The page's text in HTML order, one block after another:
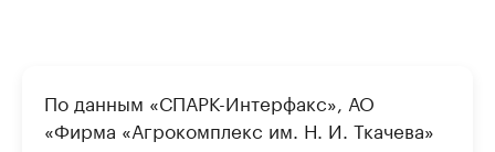
По данным «СПАРК-Интерфакс», АО
«Фирма «Агрокомплекс им. Н. И. Ткачева»